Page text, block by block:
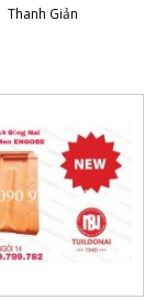
Thanh Giản